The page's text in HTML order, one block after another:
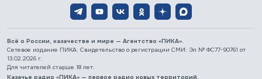
Всё о России, казачестве и мире — Агентство «ПИКА».
Сетевое издание ПИКА. Свидетельство о регистрации СМИ: Эл № ФС77-90761 от
13.02.2026 г.
Для читателей старше 18 лет.
Казачье радио «ПИКА» — первое радио новых территорий.